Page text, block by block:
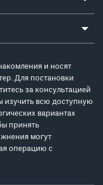
и носят
Для постановки
за консультацией
изучить всю доступную
вариантах
принять
могут
операцию с